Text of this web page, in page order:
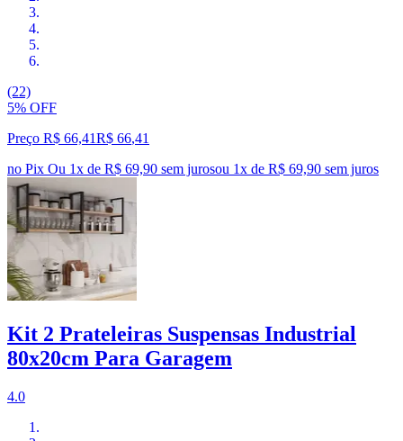
(22)
5% OFF
Preço R$ 66,41R$ 66,41
no Pix Ou 1x de R$ 69,90 sem jurosou 1x de R$ 69,90 sem juros
Kit 2 Prateleiras Suspensas Industrial
80x20cm Para Garagem
4.0